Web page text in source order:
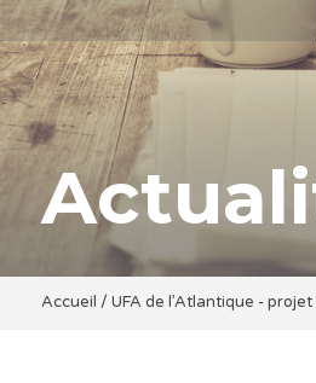
Accueil / UFA de l’Atlantique -